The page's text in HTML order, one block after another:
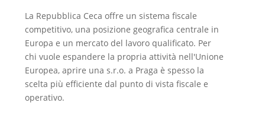
La Repubblica Ceca offre un sistema fiscale
competitivo, una posizione geografica centrale in
Europa e un mercato del lavoro qualificato. Per
chi vuole espandere la propria attività nell'Unione
Europea, aprire una s.r.o. a Praga è spesso la
scelta più efficiente dal punto di vista fiscale e
operativo.